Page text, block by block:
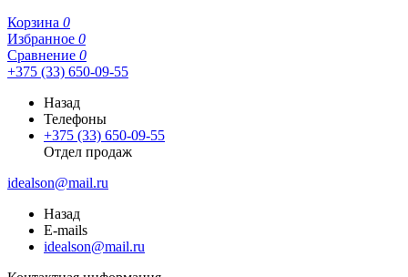
Корзина 0
Избранное 0
Сравнение 0
+375 (33) 650-09-55
Назад
Телефоны
+375 (33) 650-09-55
Отдел продаж
idealson@mail.ru
Назад
E-mails
idealson@mail.ru